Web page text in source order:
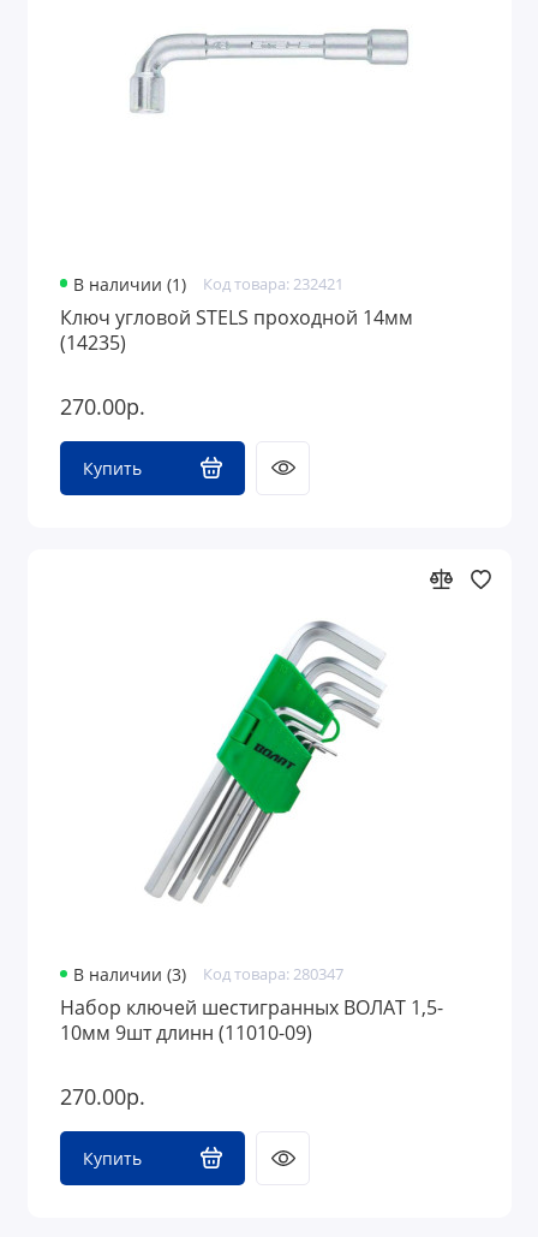
Средства защиты
Грузоподъемное оборудование
В наличии (1) Код товара: 232421
Ключ угловой STELS проходной 14мм
(14235)
270.00р.
Купить
В наличии (3) Код товара: 280347
Набор ключей шестигранных ВОЛАТ 1,5-
10мм 9шт длинн (11010-09)
270.00р.
Купить